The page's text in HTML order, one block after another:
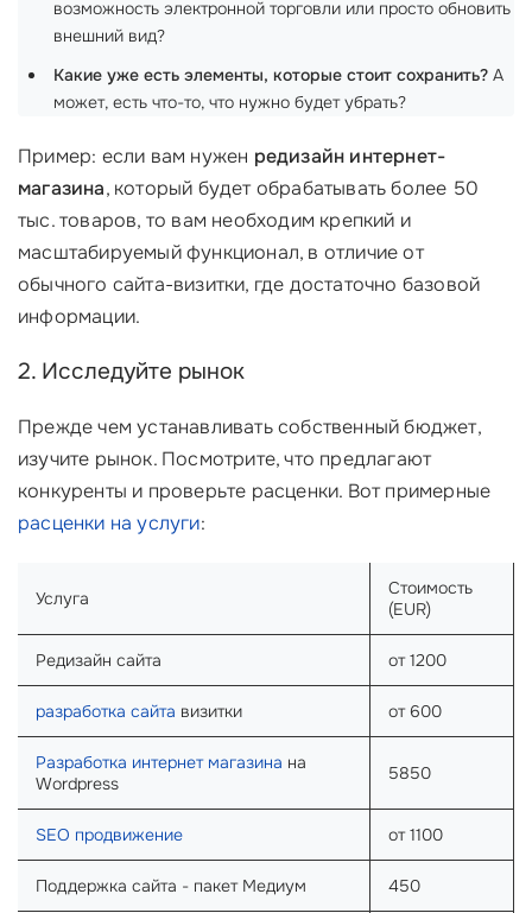
возможность электронной торговли или просто обновить
внешний вид?
Какие уже есть элементы, которые стоит сохранить? А
может, есть что-то, что нужно будет убрать?
Пример: если вам нужен редизайн интернет-
магазина, который будет обрабатывать более 50
тыс. товаров, то вам необходим крепкий и
масштабируемый функционал, в отличие от
обычного сайта-визитки, где достаточно базовой
информации.
2. Исследуйте рынок
Прежде чем устанавливать собственный бюджет,
изучите рынок. Посмотрите, что предлагают
конкуренты и проверьте расценки. Вот примерные
расценки на услуги:
Услуга
Стоимость
(EUR)
Редизайн сайта от 1200
разработка сайта визитки от 600
Разработка интернет магазина на
Wordpress
5850
SEO продвижение от 1100
Поддержка сайта - пакет Медиум 450